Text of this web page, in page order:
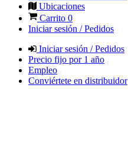
Ubicaciones
Carrito 0
Iniciar sesión / Pedidos
Iniciar sesión / Pedidos
Precio fijo por 1 año
Empleo
Conviértete en distribuidor